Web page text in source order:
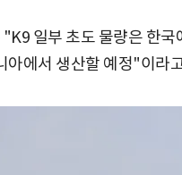
일부 초도 물량은 한
아에서 생산할 예정"이라